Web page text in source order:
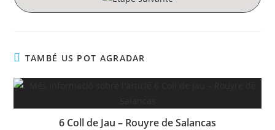
TAMBÉ US POT AGRADAR
6 Coll de Jau – Rouyre de Salancas